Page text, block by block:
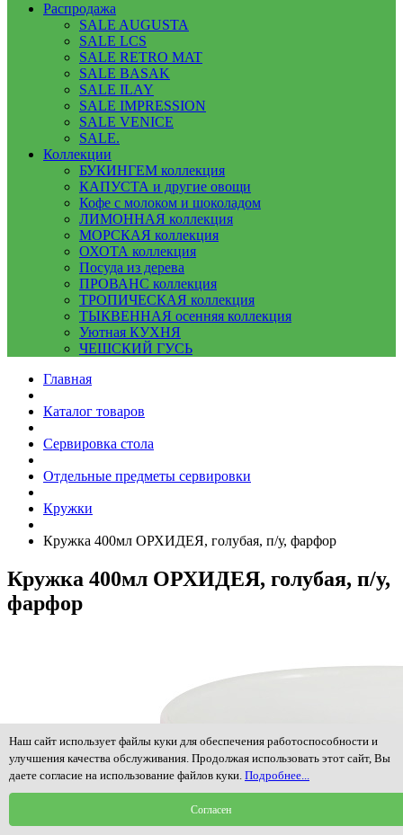
Распродажа
SALE AUGUSTA
SALE LCS
SALE RETRO MAT
SALE BASAK
SALE ILAY
SALE IMPRESSION
SALE VENICE
SALE.
Коллекции
БУКИНГЕМ коллекция
КАПУСТА и другие овощи
Кофе с молоком и шоколадом
ЛИМОННАЯ коллекция
МОРСКАЯ коллекция
ОХОТА коллекция
Посуда из дерева
ПРОВАНС коллекция
ТРОПИЧЕСКАЯ коллекция
ТЫКВЕННАЯ осенняя коллекция
Уютная КУХНЯ
ЧЕШСКИЙ ГУСЬ
Главная
Каталог товаров
Сервировка стола
Отдельные предметы сервировки
Кружки
Кружка 400мл ОРХИДЕЯ, голубая, п/у, фарфор
Кружка 400мл ОРХИДЕЯ, голубая, п/у,
фарфор
Наш сайт использует файлы куки для обеспечения работоспособности и
улучшения качества обслуживания. Продолжая использовать этот сайт, Вы
даете согласие на использование файлов куки. Подробнее...
Согласен